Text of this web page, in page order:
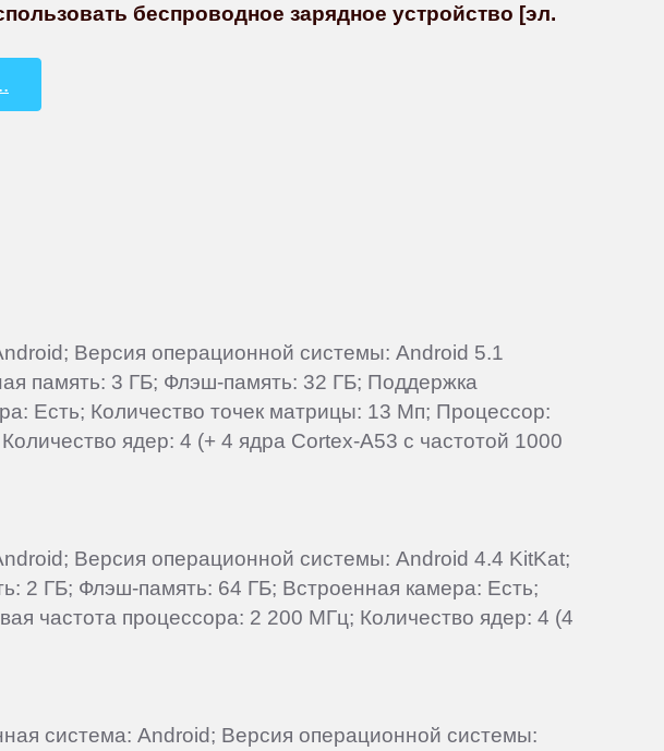
беспроводное зарядное устройство [эл.
Версия операционной системы: Android 5.1
память: 3 ГБ; Флэш-память: 32 ГБ; Поддержка
Есть; Количество точек матрицы: 13 Мп; Процессор:
ядер: 4 (+ 4 ядра Cortex-A53 с частотой 1000
Версия операционной системы: Android 4.4 KitKat;
2 ГБ; Флэш-память: 64 ГБ; Встроенная камера: Есть;
частота процессора: 2 200 МГц; Количество ядер: 4 (4
система: Android; Версия операционной системы: